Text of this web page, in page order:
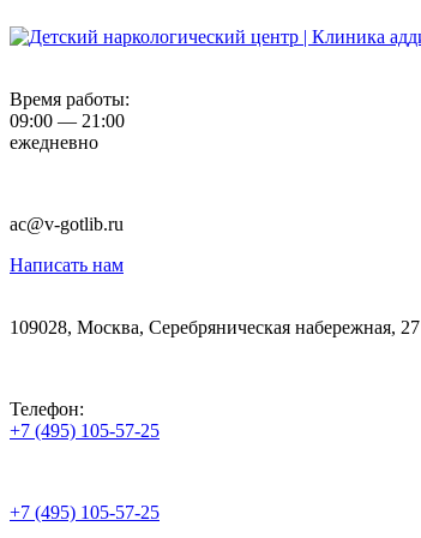
Время работы:
09:00 — 21:00
ежедневно
ac@v-gotlib.ru
Написать нам
109028, Москва, Серебряническая набережная, 27
Телефон:
+7 (495) 105-57-25
+7 (495) 105-57-25